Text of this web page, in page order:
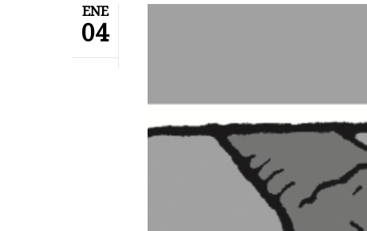
ENE
04